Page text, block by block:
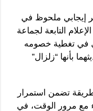
إيجابي ملحوظ في
التابعة لجماعة
في تغطية خصومه
بأنها “زلزال”
تضمن استمرار
مع مرور الوقت، في